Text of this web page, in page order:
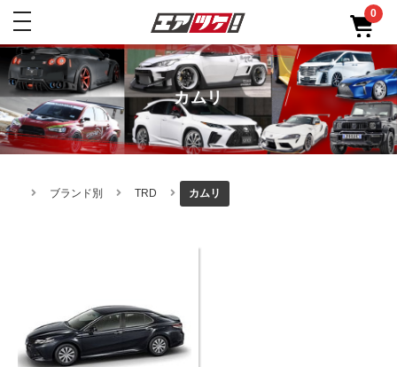
toggle
0
カムリ
ブランド別 TRD カムリ